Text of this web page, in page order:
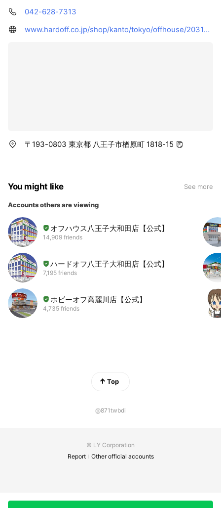
042-628-7313
www.hardoff.co.jp/shop/kanto/tokyo/offhouse/203167/
〒193-0803 東京都 八王子市楢原町 1818-15
You might like See more
Accounts others are viewing
オフハウス八王子大和田店【公式】
14,909 friends
ハードオフ八王子大和田店【公式】
7,195 friends
ホビーオフ高麗川店【公式】
4,735 friends
Top
@871twbdi
© LY Corporation
Report
Other official accounts